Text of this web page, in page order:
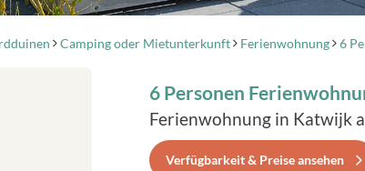
Camping oder Mietunterkunft Ferienwohnung 6
6 Personen
Ferienwohnung in Katwijk
Verfügbarkeit & Preise ansehen